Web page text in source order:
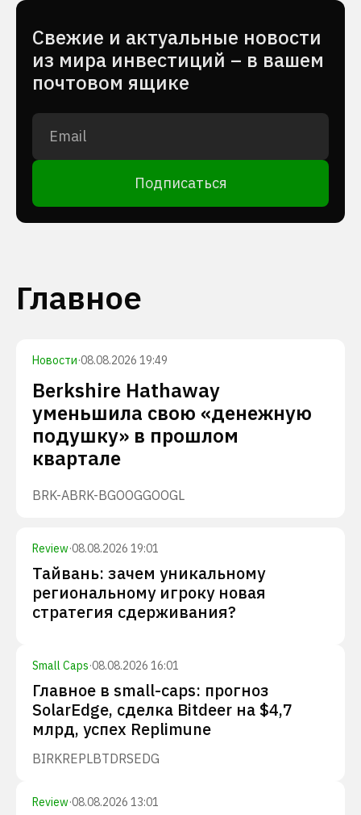
Cвежие и актуальные новости
из мира инвестиций – в вашем
почтовом ящике
Подписаться
Главное
Новости·08.08.2026 19:49
Berkshire Hathaway
уменьшила свою «денежную
подушку» в прошлом
квартале
BRK-ABRK-BGOOGGOOGL
Review·08.08.2026 19:01
Тайвань: зачем уникальному
региональному игроку новая
стратегия сдерживания?
Small Caps·08.08.2026 16:01
Главное в small-caps: прогноз
SolarEdge, сделка Bitdeer на $4,7
млрд, успех Replimune
BIRKREPLBTDRSEDG
Review·08.08.2026 13:01